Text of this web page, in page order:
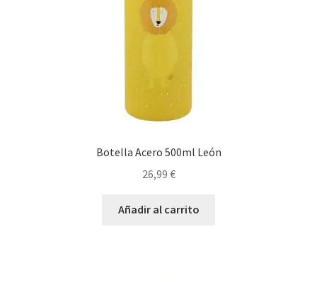
Botella Acero 500ml León
26,99 €
Añadir al carrito